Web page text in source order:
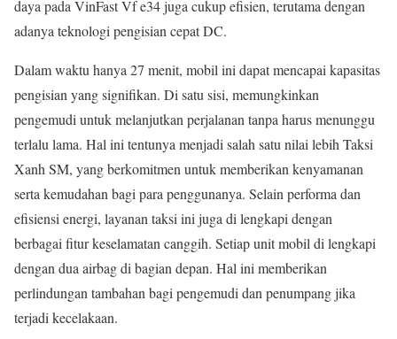
daya pada VinFast Vf e34 juga cukup efisien, terutama dengan
adanya teknologi pengisian cepat DC.
Dalam waktu hanya 27 menit, mobil ini dapat mencapai kapasitas
pengisian yang signifikan. Di satu sisi, memungkinkan
pengemudi untuk melanjutkan perjalanan tanpa harus menunggu
terlalu lama. Hal ini tentunya menjadi salah satu nilai lebih Taksi
Xanh SM, yang berkomitmen untuk memberikan kenyamanan
serta kemudahan bagi para penggunanya. Selain performa dan
efisiensi energi, layanan taksi ini juga di lengkapi dengan
berbagai fitur keselamatan canggih. Setiap unit mobil di lengkapi
dengan dua airbag di bagian depan. Hal ini memberikan
perlindungan tambahan bagi pengemudi dan penumpang jika
terjadi kecelakaan.